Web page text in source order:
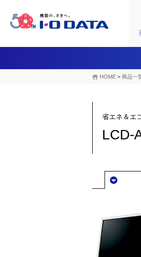
HOME > 商品一
省エネ＆エ
LCD-